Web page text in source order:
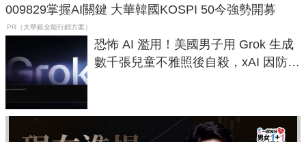
009829掌握AI關鍵 大華韓國KOSPI 50今強勢開募
PR（大華銀全能行銷方案）
恐怖 AI 濫用！美國男子用 Grok 生成
數千張兒童不雅照後自殺，xAI 因防護